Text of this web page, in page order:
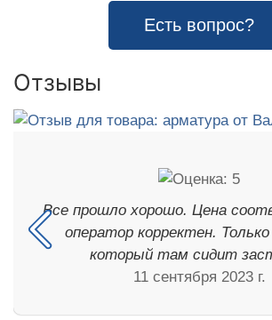
Есть вопрос?
Отзывы
Все прошло хорошо. Цена
оператор корректен. Только
который там сидит
11 сентября 2023 г.